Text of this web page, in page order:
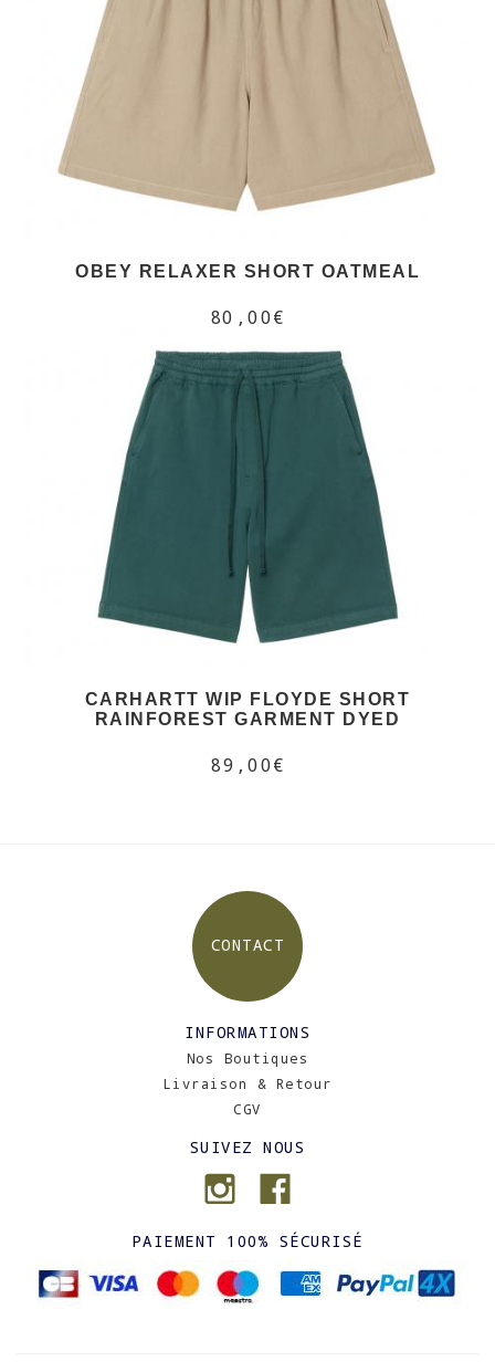
OBEY RELAXER SHORT OATMEAL
80,00€
CARHARTT WIP FLOYDE SHORT
RAINFOREST GARMENT DYED
89,00€
CONTACT
INFORMATIONS
Nos Boutiques
Livraison & Retour
CGV
SUIVEZ NOUS
PAIEMENT 100% SÉCURISÉ